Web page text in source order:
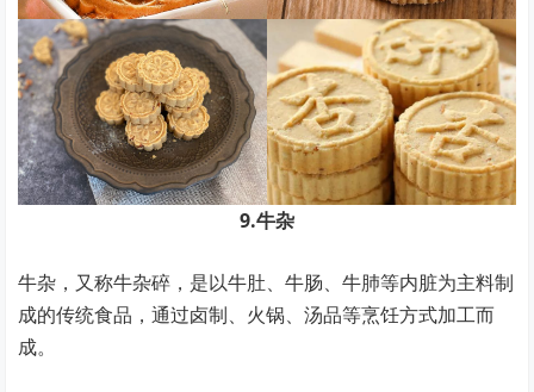
9.牛杂
牛杂，又称牛杂碎，是以牛肚、牛肠、牛肺等内脏为主料制
成的传统食品，通过卤制、火锅、汤品等烹饪方式加工而
成。